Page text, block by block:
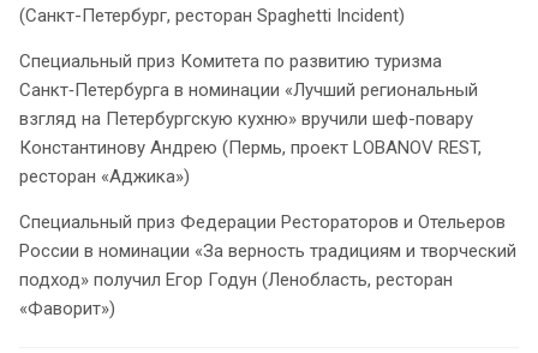
(Санкт-Петербург, ресторан Spaghetti Incident)
Специальный приз Комитета по развитию туризма
Санкт‑Петербурга в номинации «Лучший региональный
взгляд на Петербургскую кухню» вручили шеф-повару
Константинову Андрею (Пермь, проект LOBANOV REST,
ресторан «Аджика»)
Специальный приз Федерации Рестораторов и Отельеров
России в номинации «За верность традициям и творческий
подход» получил Егор Годун (Ленобласть, ресторан
«Фаворит»)